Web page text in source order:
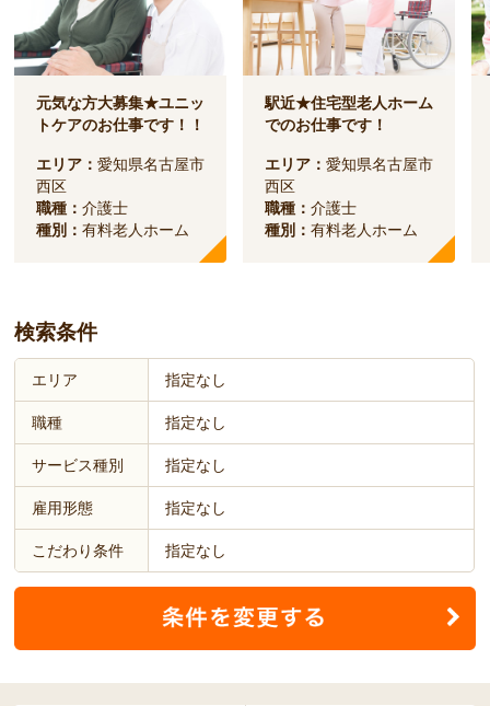
元気な方大募集★ユニッ
トケアのお仕事です！！
エリア：愛知県名古屋市
西区
職種：介護士
種別：有料老人ホーム
駅近★住宅型老人ホーム
でのお仕事です！
エリア：愛知県名古屋市
西区
職種：介護士
種別：有料老人ホーム
検索条件
エリア 指定なし
職種 指定なし
サービス種別 指定なし
雇用形態 指定なし
こだわり条件 指定なし